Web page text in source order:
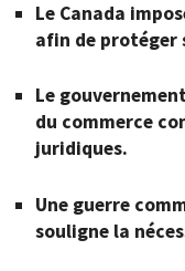
Le Canada
afin de
Le
du commerce
juridiques.
Une guerre
souligne la